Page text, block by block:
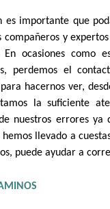
es importante que
compañeros y
En ocasiones como
perdemos el
hacernos ver,
la suficiente
nuestros errores ya
llevado a
puede ayudar a